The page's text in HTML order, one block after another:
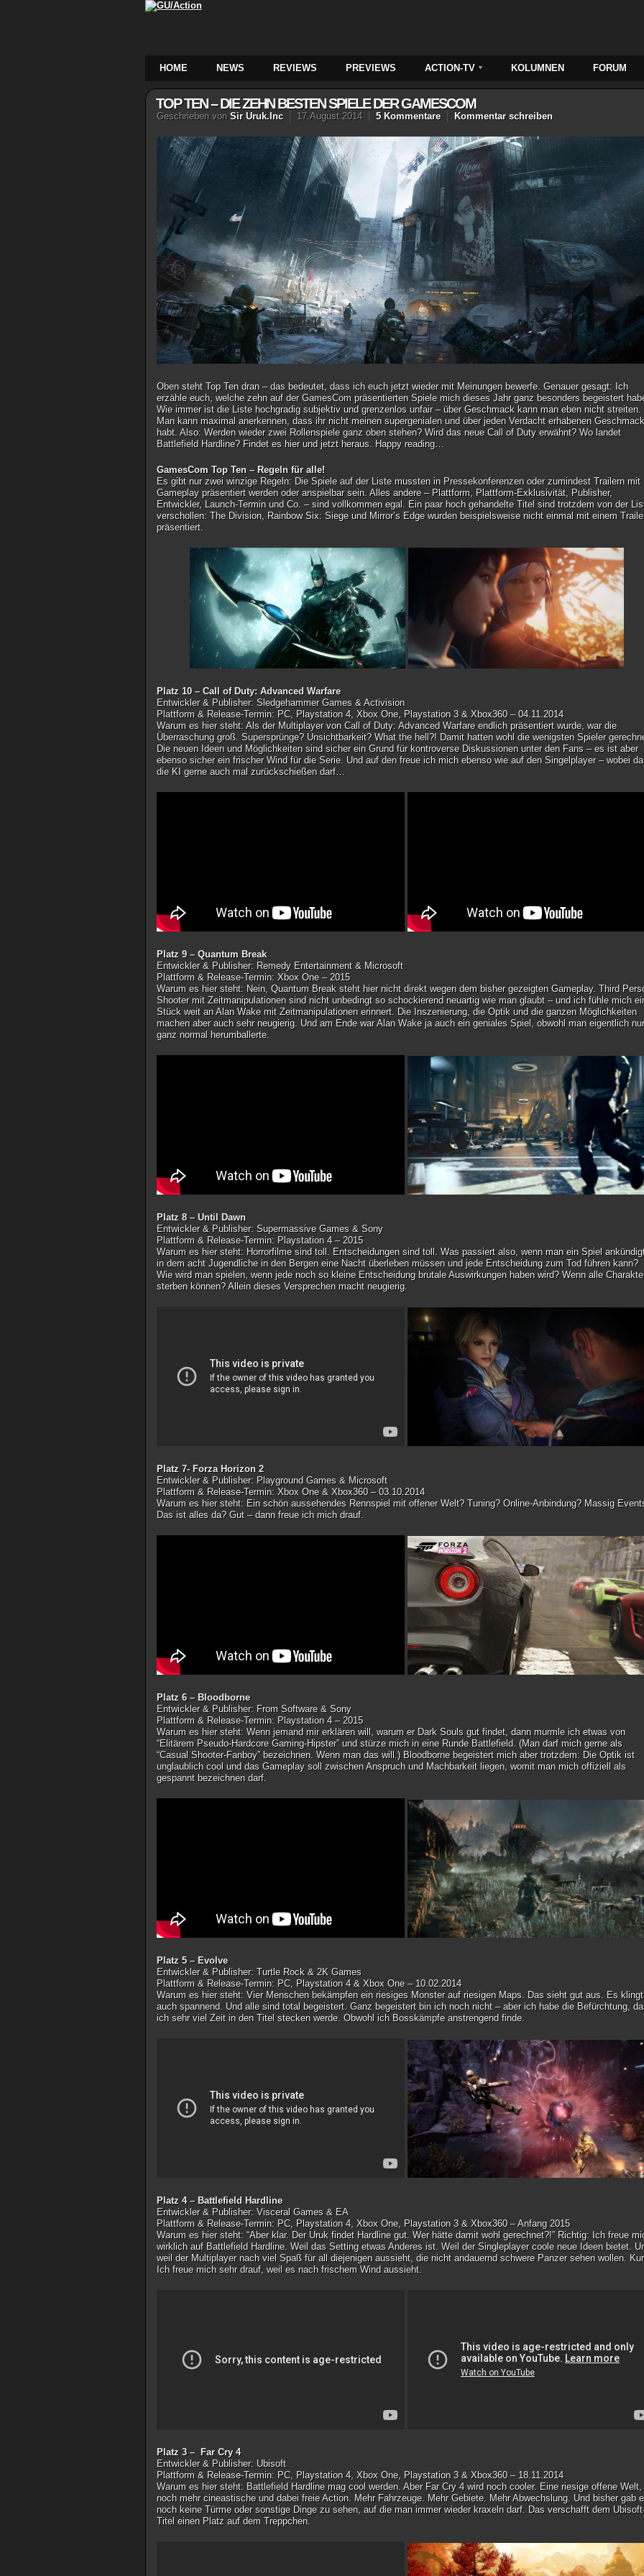
HOME NEWS REVIEWS PREVIEWS ACTION-TV KOLUMNEN FORUM
TOP TEN – DIE ZEHN BESTEN SPIELE DER GAMESCOM
Geschrieben von Sir Uruk.Inc 17.August.2014 5 Kommentare Kommentar schreiben
Oben steht Top Ten dran – das bedeutet, dass ich euch jetzt wieder mit Meinungen bewerfe. Genauer gesagt: Ich
erzähle euch, welche zehn auf der GamesCom präsentierten Spiele mich dieses Jahr ganz besonders begeistert
Wie immer ist die Liste hochgradig subjektiv und grenzenlos unfair – über Geschmack kann man eben nicht streiten.
Man kann maximal anerkennen, dass ihr nicht meinen supergenialen und über jeden Verdacht erhabenen Geschmack
habt. Also: Werden wieder zwei Rollenspiele ganz oben stehen? Wird das neue Call of Duty erwähnt? Wo landet
Battlefield Hardline? Findet es hier und jetzt heraus. Happy reading…
GamesCom Top Ten – Regeln für alle!
Es gibt nur zwei winzige Regeln: Die Spiele auf der Liste mussten in Pressekonferenzen oder zumindest Trailern mit
Gameplay präsentiert werden oder anspielbar sein. Alles andere – Plattform, Plattform-Exklusivität, Publisher,
Entwickler, Launch-Termin und Co. – sind vollkommen egal. Ein paar hoch gehandelte Titel sind trotzdem von der
verschollen: The Division, Rainbow Six: Siege und Mirror’s Edge wurden beispielsweise nicht einmal mit einem
präsentiert.
Platz 10 – Call of Duty: Advanced Warfare
Entwickler & Publisher: Sledgehammer Games & Activision
Plattform & Release-Termin: PC, Playstation 4, Xbox One, Playstation 3 & Xbox360 – 04.11.2014
Warum es hier steht: Als der Multiplayer von Call of Duty: Advanced Warfare endlich präsentiert wurde, war die
Überraschung groß. Supersprünge? Unsichtbarkeit? What the hell?! Damit hatten wohl die wenigsten Spieler
Die neuen Ideen und Möglichkeiten sind sicher ein Grund für kontroverse Diskussionen unter den Fans – es ist aber
ebenso sicher ein frischer Wind für die Serie. Und auf den freue ich mich ebenso wie auf den Singelplayer – wobei da
die KI gerne auch mal zurückschießen darf…
Platz 9 – Quantum Break
Entwickler & Publisher: Remedy Entertainment & Microsoft
Plattform & Release-Termin: Xbox One – 2015
Warum es hier steht: Nein, Quantum Break steht hier nicht direkt wegen dem bisher gezeigten Gameplay. Third
Shooter mit Zeitmanipulationen sind nicht unbedingt so schockierend neuartig wie man glaubt – und ich fühle mich
Stück weit an Alan Wake mit Zeitmanipulationen erinnert. Die Inszenierung, die Optik und die ganzen Möglichkeiten
machen aber auch sehr neugierig. Und am Ende war Alan Wake ja auch ein geniales Spiel, obwohl man eigentlich nur
ganz normal herumballerte.
Platz 8 – Until Dawn
Entwickler & Publisher: Supermassive Games & Sony
Plattform & Release-Termin: Playstation 4 – 2015
Warum es hier steht: Horrorfilme sind toll. Entscheidungen sind toll. Was passiert also, wenn man ein Spiel
in dem acht Jugendliche in den Bergen eine Nacht überleben müssen und jede Entscheidung zum Tod führen kann?
Wie wird man spielen, wenn jede noch so kleine Entscheidung brutale Auswirkungen haben wird? Wenn alle
sterben können? Allein dieses Versprechen macht neugierig.
Platz 7- Forza Horizon 2
Entwickler & Publisher: Playground Games & Microsoft
Plattform & Release-Termin: Xbox One & Xbox360 – 03.10.2014
Warum es hier steht: Ein schön aussehendes Rennspiel mit offener Welt? Tuning? Online-Anbindung? Massig
Das ist alles da? Gut – dann freue ich mich drauf.
Platz 6 – Bloodborne
Entwickler & Publisher: From Software & Sony
Plattform & Release-Termin: Playstation 4 – 2015
Warum es hier steht: Wenn jemand mir erklären will, warum er Dark Souls gut findet, dann murmle ich etwas von
“Elitärem Pseudo-Hardcore Gaming-Hipster” und stürze mich in eine Runde Battlefield. (Man darf mich gerne als
“Casual Shooter-Fanboy” bezeichnen. Wenn man das will.) Bloodborne begeistert mich aber trotzdem: Die Optik ist
unglaublich cool und das Gameplay soll zwischen Anspruch und Machbarkeit liegen, womit man mich offiziell als
gespannt bezeichnen darf.
Platz 5 – Evolve
Entwickler & Publisher: Turtle Rock & 2K Games
Plattform & Release-Termin: PC, Playstation 4 & Xbox One – 10.02.2014
Warum es hier steht: Vier Menschen bekämpfen ein riesiges Monster auf riesigen Maps. Das sieht gut aus. Es klingt
auch spannend. Und alle sind total begeistert. Ganz begeistert bin ich noch nicht – aber ich habe die Befürchtung,
ich sehr viel Zeit in den Titel stecken werde. Obwohl ich Bosskämpfe anstrengend finde.
Platz 4 – Battlefield Hardline
Entwickler & Publisher: Visceral Games & EA
Plattform & Release-Termin: PC, Playstation 4, Xbox One, Playstation 3 & Xbox360 – Anfang 2015
Warum es hier steht: “Aber klar. Der Uruk findet Hardline gut. Wer hätte damit wohl gerechnet?!” Richtig: Ich freue
wirklich auf Battlefield Hardline. Weil das Setting etwas Anderes ist. Weil der Singleplayer coole neue Ideen bietet.
weil der Multiplayer nach viel Spaß für all diejenigen aussieht, die nicht andauernd schwere Panzer sehen wollen.
Ich freue mich sehr drauf, weil es nach frischem Wind aussieht.
Platz 3 – Far Cry 4
Entwickler & Publisher: Ubisoft
Plattform & Release-Termin: PC, Playstation 4, Xbox One, Playstation 3 & Xbox360 – 18.11.2014
Warum es hier steht: Battlefield Hardline mag cool werden. Aber Far Cry 4 wird noch cooler. Eine riesige offene Welt,
noch mehr cineastische und dabei freie Action. Mehr Fahrzeuge. Mehr Gebiete. Mehr Abwechslung. Und bisher gab
noch keine Türme oder sonstige Dinge zu sehen, auf die man immer wieder kraxeln darf. Das verschafft dem
Titel einen Platz auf dem Treppchen.